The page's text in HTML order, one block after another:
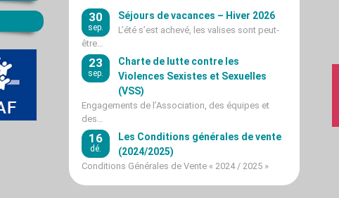
30
sep.
Séjours de vacances – Hiver 2026
L’été s’est achevé, les valises sont peut-
être…
23
sep.
Charte de lutte contre les
Violences Sexistes et Sexuelles
(VSS)
Engagements de l’Association, des équipes et
des…
16
dé.
Les Conditions générales de vente
(2024/2025)
Conditions Générales de Vente « 2024 / 2025 »